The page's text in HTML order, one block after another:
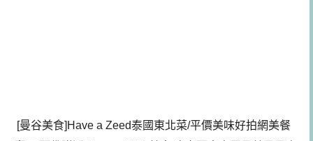
[曼谷美食]Have a Zeed泰國東北菜/平價美味好拍網美餐